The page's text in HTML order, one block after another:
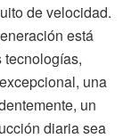
de velocidad.
está
tecnologías,
una
un
diaria sea